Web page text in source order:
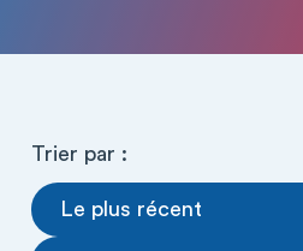
Trier par :
Le plus récent